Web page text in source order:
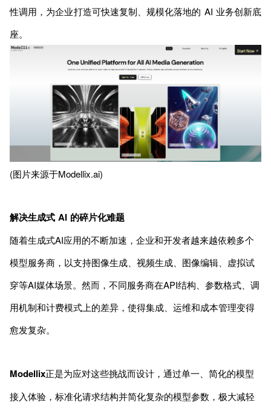
性调用，为企业打造可快速复制、规模化落地的 AI 业务创新底
座。
(图片来源于Modellix.ai)
解决生成式 AI 的碎片化难题
随着生成式AI应用的不断加速，企业和开发者越来越依赖多个
模型服务商，以支持图像生成、视频生成、图像编辑、虚拟试
穿等AI媒体场景。然而，不同服务商在API结构、参数格式、调
用机制和计费模式上的差异，使得集成、运维和成本管理变得
愈发复杂。
Modellix正是为应对这些挑战而设计，通过单一、简化的模型
接入体验，标准化请求结构并简化复杂的模型参数，极大减轻